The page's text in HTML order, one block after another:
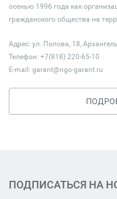
осенью 1996 года как
гражданского общества на
Адрес: ул. Попова, 18,
Телефон: +7(818) 220-65-10
E-mail: garant@ngo-garant.ru
ПОДПИСАТЬСЯ НА